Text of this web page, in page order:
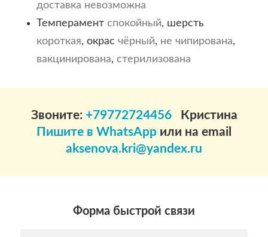
доставка невозможна
Темперамент спокойный, шерсть
короткая, окрас чёрный, не чипирована,
вакцинирована, стерилизована
Звоните: +79772724456
Кристина
Пишите в WhatsApp или на email
aksenova.kri@yandex.ru
Форма быстрой связи